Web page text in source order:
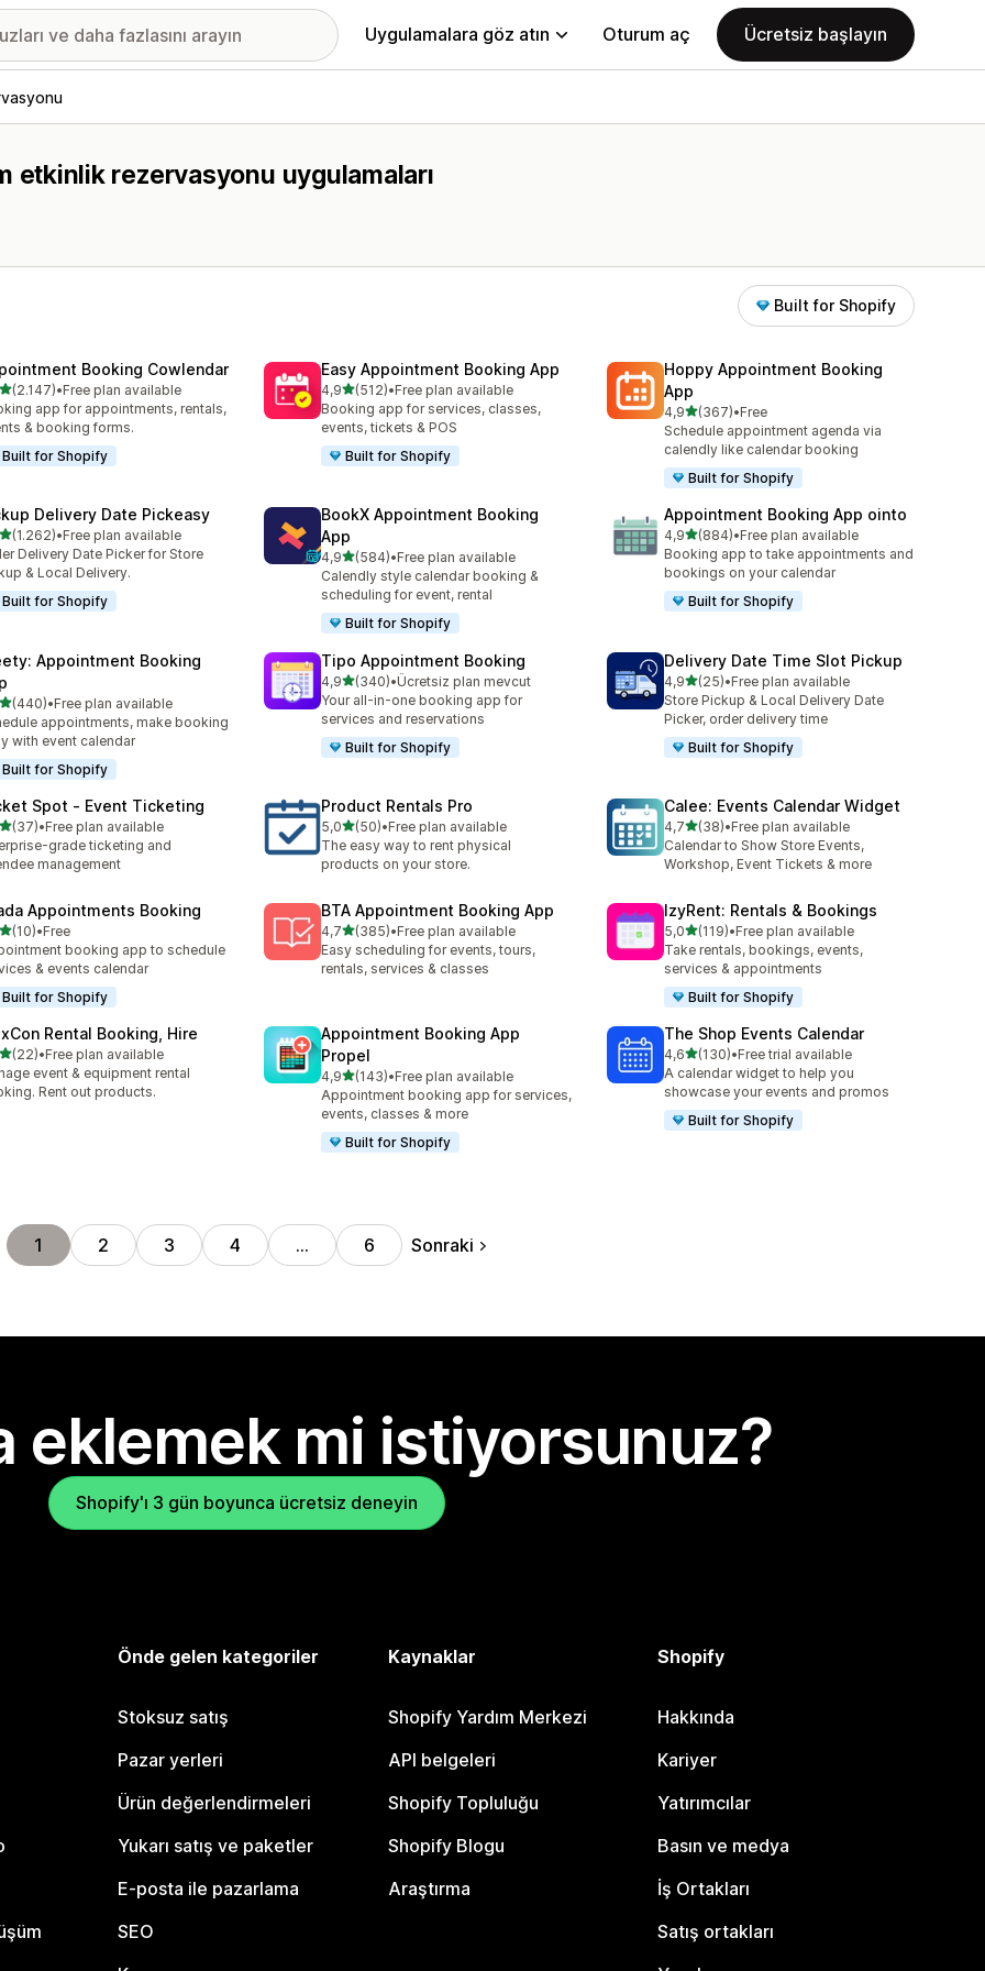
Uygulamalara göz atın Oturum aç Ücretsiz başlayın
rezervasyonu uygulamaları
Built for Shopify
Booking Cowlendar
5 yıldız üzerinden
(2.147)
2147 değerlendirme
•Free plan available
app for appointments, rentals,
& booking forms.
Built for Shopify
Easy Appointment Booking App
4,95 yıldız üzerinden
(512)
toplam 512 değerlendirme
•Free plan available
Booking app for services, classes,
events, tickets & POS
Built for Shopify
Hoppy Appointment Booking
App
4,95 yıldız üzerinden
(367)
toplam 367 değerlendirme
•Free
Schedule appointment agenda via
calendly like calendar booking
Built for Shopify
Delivery Date Pickeasy
5 yıldız üzerinden
(1.262)
1262 değerlendirme
•Free plan available
Delivery Date Picker for Store
& Local Delivery.
Built for Shopify
BookX Appointment Booking
App
4,95 yıldız üzerinden
(584)
toplam 584 değerlendirme
•Free plan available
Calendly style calendar booking &
scheduling for event, rental
Built for Shopify
Appointment Booking App ointo
4,95 yıldız üzerinden
(884)
toplam 884 değerlendirme
•Free plan available
Booking app to take appointments and
bookings on your calendar
Built for Shopify
Appointment Booking
5 yıldız üzerinden
(440)
440 değerlendirme
•Free plan available
appointments, make booking
with event calendar
Built for Shopify
Tipo Appointment Booking
4,95 yıldız üzerinden
(340)
toplam 340 değerlendirme
•Ücretsiz plan mevcut
Your all-in-one booking app for
services and reservations
Built for Shopify
Delivery Date Time Slot Pickup
4,95 yıldız üzerinden
(25)
toplam 25 değerlendirme
•Free plan available
Store Pickup & Local Delivery Date
Picker, order delivery time
Built for Shopify
Spot ‑ Event Ticketing
5 yıldız üzerinden
(37)37 değerlendirme
•Free plan available
grade ticketing and
management
Product Rentals Pro
5,05 yıldız üzerinden
(50)
toplam 50 değerlendirme
•Free plan available
The easy way to rent physical
products on your store.
Calee: Events Calendar Widget
4,75 yıldız üzerinden
(38)
toplam 38 değerlendirme
•Free plan available
Calendar to Show Store Events,
Workshop, Event Tickets & more
Appointments Booking
5 yıldız üzerinden
(10)10 değerlendirme
•Free
booking app to schedule
& events calendar
Built for Shopify
BTA Appointment Booking App
4,75 yıldız üzerinden
(385)
toplam 385 değerlendirme
•Free plan available
Easy scheduling for events, tours,
rentals, services & classes
IzyRent: Rentals & Bookings
5,05 yıldız üzerinden
(119)
toplam 119 değerlendirme
•Free plan available
Take rentals, bookings, events,
services & appointments
Built for Shopify
Rental Booking, Hire
5 yıldız üzerinden
(22)22 değerlendirme
•Free plan available
event & equipment rental
Rent out products.
Appointment Booking App
Propel
4,95 yıldız üzerinden
(143)
toplam 143 değerlendirme
•Free plan available
Appointment booking app for services,
events, classes & more
Built for Shopify
The Shop Events Calendar
4,65 yıldız üzerinden
(130)
toplam 130 değerlendirme
•Free trial available
A calendar widget to help you
showcase your events and promos
Built for Shopify
1 2 3 4 … 6 Sonraki
eklemek mi istiyorsunuz?
Shopify'ı 3 gün boyunca ücretsiz deneyin
Önde gelen kategoriler
Stoksuz satış
Pazar yerleri
Ürün değerlendirmeleri
Yukarı satış ve paketler
E-posta ile pazarlama
SEO
Kaynaklar
Shopify Yardım Merkezi
API belgeleri
Shopify Topluluğu
Shopify Blogu
Araştırma
Shopify
Hakkında
Kariyer
Yatırımcılar
Basın ve medya
İş Ortakları
Satış ortakları